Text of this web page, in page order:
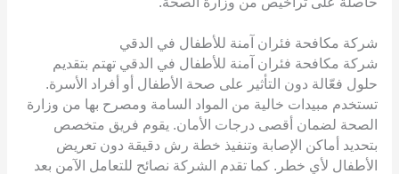
شركة مكافحة فئران آمنة للأطفال في الدقي
شركة مكافحة فئران آمنة للأطفال في الدقي تهتم بتقديم
حلول فعّالة دون التأثير على صحة الأطفال أو أفراد الأسرة.
تستخدم مبيدات خالية من المواد السامة ومصرح بها من وزارة
الصحة لضمان أقصى درجات الأمان. يقوم فريق متخصص
بتحديد أماكن الإصابة وتنفيذ خطة رش دقيقة دون تعريض
الأطفال لأي خطر. كما تقدم الشركة نصائح للتعامل الآمن بعد